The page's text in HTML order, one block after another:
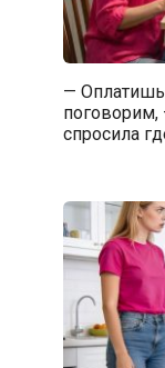
— Оплатишь
спросила